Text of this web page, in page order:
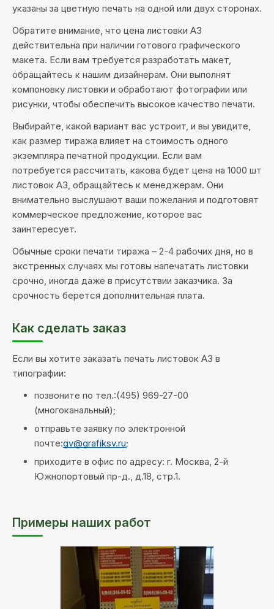
указаны за цветную печать на одной или двух сторонах.
Обратите внимание, что цена листовки А3
действительна при наличии готового графического
макета. Если вам требуется разработать макет,
обращайтесь к нашим дизайнерам. Они выполнят
компоновку листовки и обработают фотографии или
рисунки, чтобы обеспечить высокое качество печати.
Выбирайте, какой вариант вас устроит, и вы увидите,
как размер тиража влияет на стоимость одного
экземпляра печатной продукции. Если вам
потребуется рассчитать, какова будет цена на 1000 шт
листовок А3, обращайтесь к менеджерам. Они
внимательно выслушают ваши пожелания и подготовят
коммерческое предложение, которое вас
заинтересует.
Обычные сроки печати тиража – 2-4 рабочих дня, но в
экстренных случаях мы готовы напечатать листовки
срочно, иногда даже в присутствии заказчика. За
срочность берется дополнительная плата.
Как сделать заказ
Если вы хотите заказать печать листовок А3 в
типографии:
позвоните по тел.:(495) 969-27-00
(многоканальный);
отправьте заявку по электронной
почте:gv@grafiksv.ru;
приходите в офис по адресу: г. Москва, 2-й
Южнопортовый пр-д., д.18, стр.1.
Примеры наших работ